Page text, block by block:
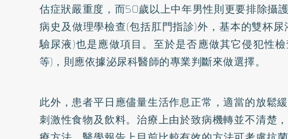
估症狀嚴重度，而50歲以上中年男性則更要排除攝
病史及做理學檢查(包括肛門指診)外，基本的雙杯
驗尿液)也是應做項目。至於是否應做其它侵犯性
等)，則應依據泌尿科醫師的專業判斷來做選擇。
此外，患者平日應儘量生活作息正常，適當的放鬆
刺激性食物及飲料。治療上由於致病機轉並不清楚